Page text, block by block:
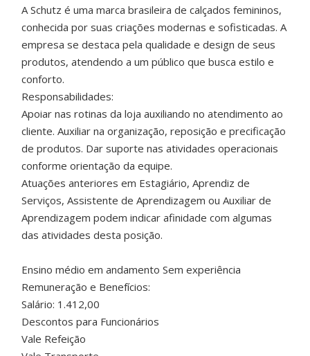
A Schutz é uma marca brasileira de calçados femininos,
conhecida por suas criações modernas e sofisticadas. A
empresa se destaca pela qualidade e design de seus
produtos, atendendo a um público que busca estilo e
conforto.
Responsabilidades:
Apoiar nas rotinas da loja auxiliando no atendimento ao
cliente. Auxiliar na organização, reposição e precificação
de produtos. Dar suporte nas atividades operacionais
conforme orientação da equipe.
Atuações anteriores em Estagiário, Aprendiz de
Serviços, Assistente de Aprendizagem ou Auxiliar de
Aprendizagem podem indicar afinidade com algumas
das atividades desta posição.
Ensino médio em andamento Sem experiência
Remuneração e Benefícios:
Salário: 1.412,00
Descontos para Funcionários
Vale Refeição